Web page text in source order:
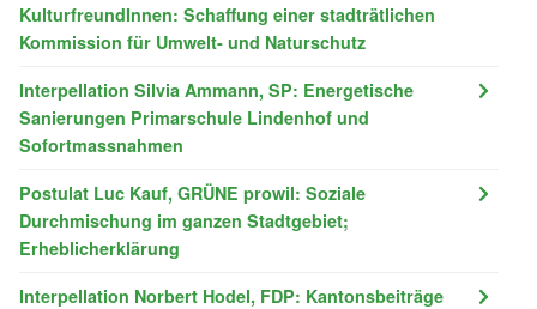
KulturfreundInnen: Schaffung einer stadträtlichen
Kommission für Umwelt- und Naturschutz
Interpellation Silvia Ammann, SP: Energetische
Sanierungen Primarschule Lindenhof und
Sofortmassnahmen
Postulat Luc Kauf, GRÜNE prowil: Soziale
Durchmischung im ganzen Stadtgebiet;
Erheblicherklärung
Interpellation Norbert Hodel, FDP: Kantonsbeiträge